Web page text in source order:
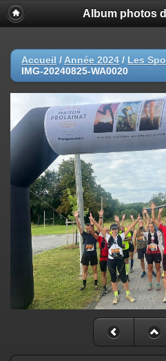
Album photos
Accueil / Année 2024 / Les
IMG-20240825-WA0020